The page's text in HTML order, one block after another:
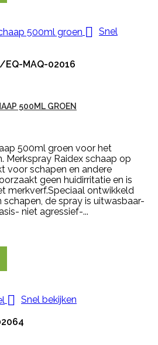
 Snel
EQ-MAQ-02016
500ML GROEN
500ml groen voor het
Merkspray Raidex schaap op
voor schapen en andere
geen huidirritatie en is
merkverf.Speciaal ontwikkeld
de spray is uitwasbaar-
niet agressief-...
 Snel bekijken